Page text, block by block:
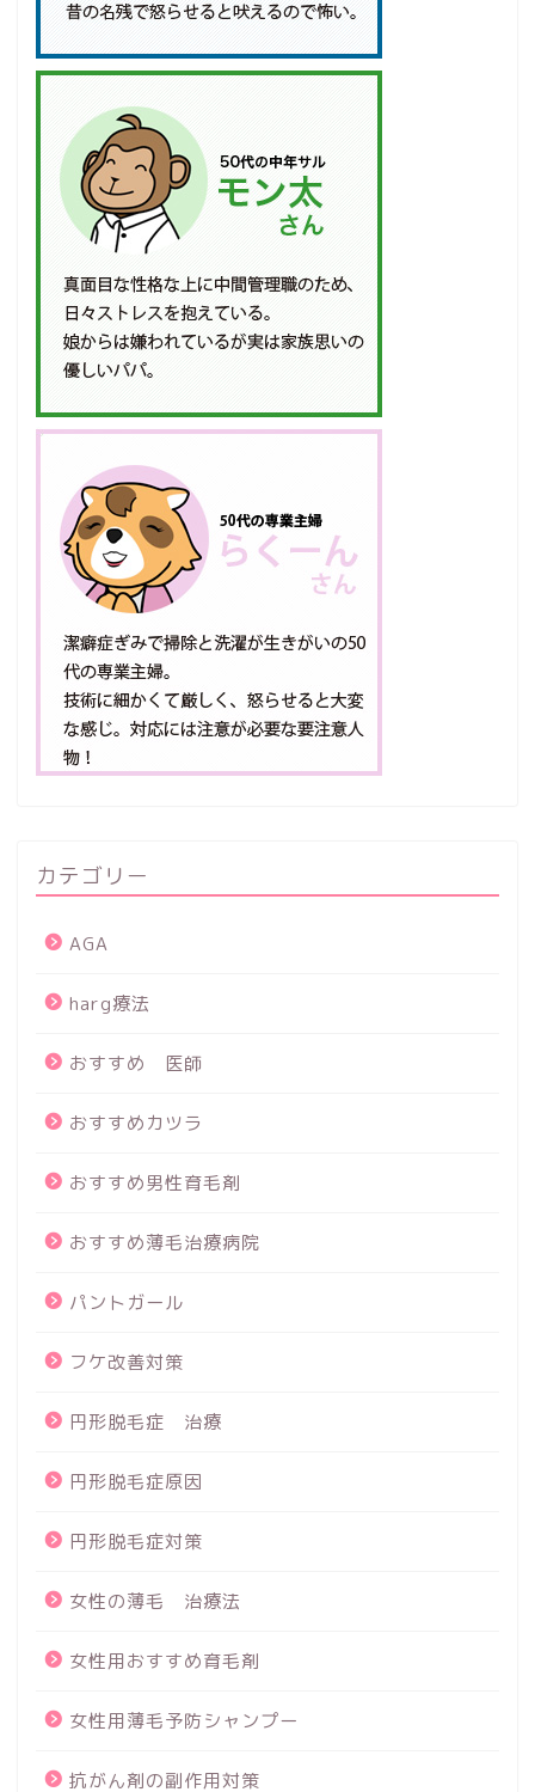
カテゴリー
AGA
harg療法
おすすめ 医師
おすすめカツラ
おすすめ男性育毛剤
おすすめ薄毛治療病院
パントガール
フケ改善対策
円形脱毛症 治療
円形脱毛症原因
円形脱毛症対策
女性の薄毛 治療法
女性用おすすめ育毛剤
女性用薄毛予防シャンプー
抗がん剤の副作用対策